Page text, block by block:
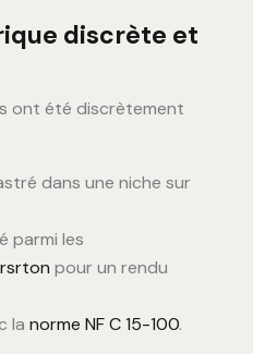
discrète et
ont été discrètement
dans une niche sur
parmi les
pour un rendu
la norme NF C 15-100.